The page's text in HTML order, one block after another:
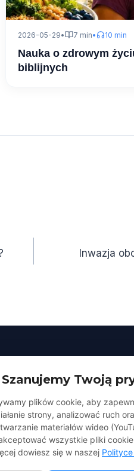
2026-05-29• 7 min• 10 min
Nauka o zdrowym
biblijnych
Inwazja
Dla Gości
| Publikacje
Szanujemy Twoją
plików cookie, aby
strony, analizować ruch
materiałów wideo
wszystkie pliki
dowiesz się w naszej